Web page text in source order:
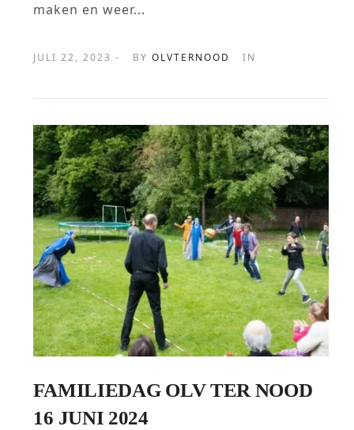
maken en weer...
JULI 22, 2023 - BYOLVTERNOOD IN
FAMILIEDAG OLV TER NOOD
16 JUNI 2024